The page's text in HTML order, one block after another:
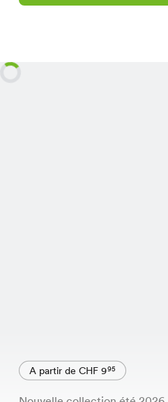
A partir de CHF 995